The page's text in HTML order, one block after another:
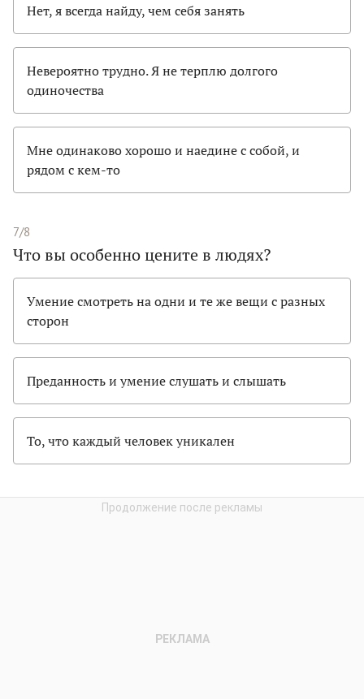
Нет, я всегда найду, чем себя занять
Невероятно трудно. Я не терплю долгого
одиночества
Мне одинаково хорошо и наедине с собой, и
рядом с кем-то
7/8
Что вы особенно цените в людях?
Умение смотреть на одни и те же вещи с разных
сторон
Преданность и умение слушать и слышать
То, что каждый человек уникален